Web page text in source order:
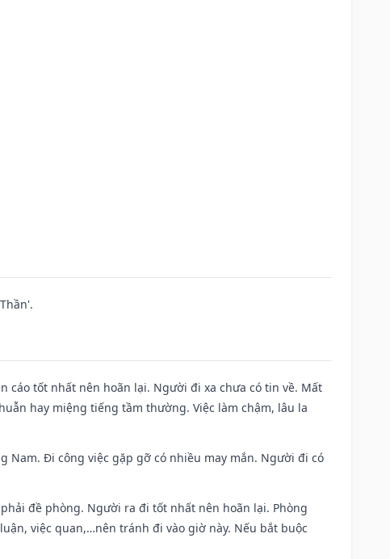
cáo tốt nhất nên hoãn lại. Người đi xa chưa có tin về. Mất
hay miệng tiếng tầm thường. Việc làm chậm, lâu la
Nam. Đi công việc gặp gỡ có nhiều may mắn. Người đi có
đề phòng. Người ra đi tốt nhất nên hoãn lại. Phòng
việc quan,…nên tránh đi vào giờ này. Nếu bắt buộc